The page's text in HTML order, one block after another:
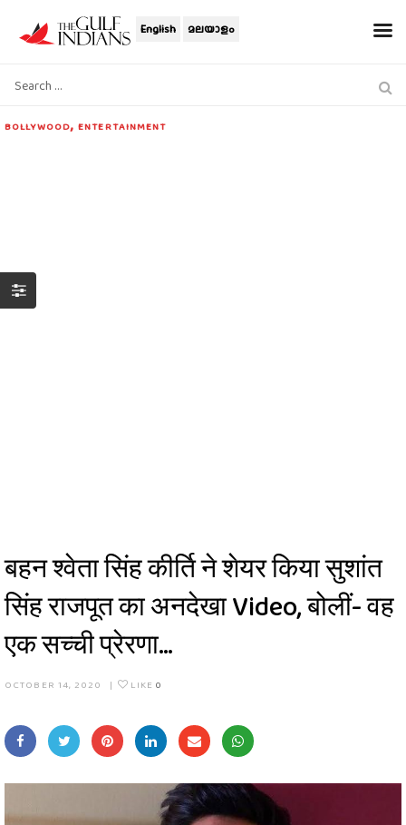
English മലയാളം
BOLLYWOOD,ENTERTAINMENT
बहन श्वेता सिंह कीर्ति ने शेयर किया सुशांत
सिंह राजपूत का अनदेखा Video, बोलीं- वह
एक सच्ची प्रेरणा…
OCTOBER 14, 2020 | LIKE 0